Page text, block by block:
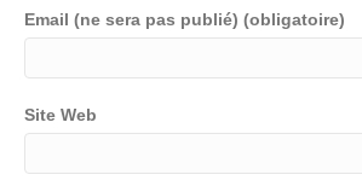
Email (ne sera pas publié) (obligatoire)
Site Web